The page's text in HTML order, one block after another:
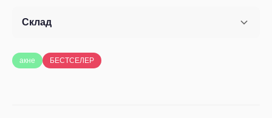
Склад
акне БЕСТСЕЛЕР